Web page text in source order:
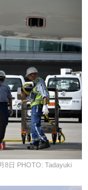
8日 PHOTO: Tadayuki